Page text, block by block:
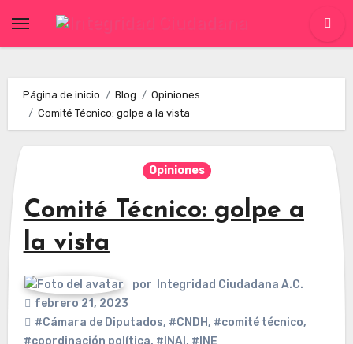
Página de inicio Blog
Opiniones
Comité Técnico: golpe a la vista
Opiniones
Comité Técnico: golpe a
la vista
por
Integridad Ciudadana A.C.
febrero 21, 2023
#Cámara de Diputados, #CNDH, #comité técnico,